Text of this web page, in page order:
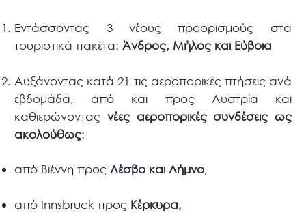
Εντάσσοντας 3 νέους προορισμούς στα
τουριστικά πακέτα: Άνδρος, Μήλος και Εύβοια
Αυξάνοντας κατά 21 τις αεροπορικές πτήσεις ανά
εβδομάδα, από και προς Αυστρία και
καθιερώνοντας νέες αεροπορικές συνδέσεις ως
ακολούθως:
από Βιέννη προςΛέσβο και Λήμνο,
από Innsbruck προς Κέρκυρα,